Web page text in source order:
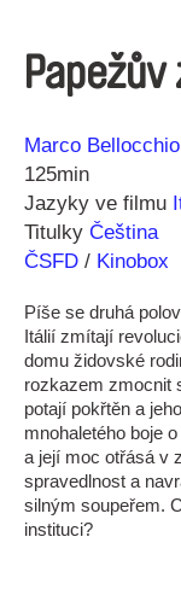
Papežův
Režie
Marco Bellocchio
Rok
125min
Jazyky ve filmu
Titulky Čeština
ČSFD / Kinobox
Píše se druhá
Itálií zmítají
domu židovské
rozkazem zmocnit
potají pokřtěn a
mnohaletého boje
a její moc otřásá v
spravedlnost a
silným soupeřem.
instituci?